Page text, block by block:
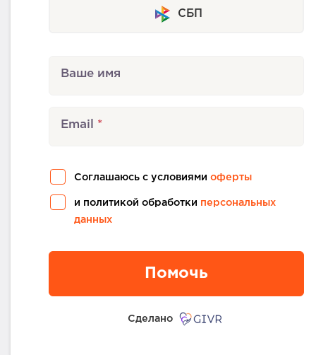
СБП
Ваше имя
Email
Соглашаюсь с условиями оферты
и политикой обработки персональных
данных
Помочь
Сделано